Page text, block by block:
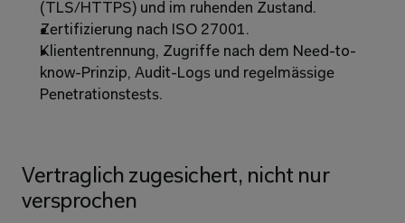
(TLS/HTTPS) und im ruhenden Zustand.
Zertifizierung nach ISO 27001.
Kliententrennung, Zugriffe nach dem Need-to-
know-Prinzip, Audit-Logs und regelmässige
Penetrationstests.
Vertraglich zugesichert, nicht nur
versprochen